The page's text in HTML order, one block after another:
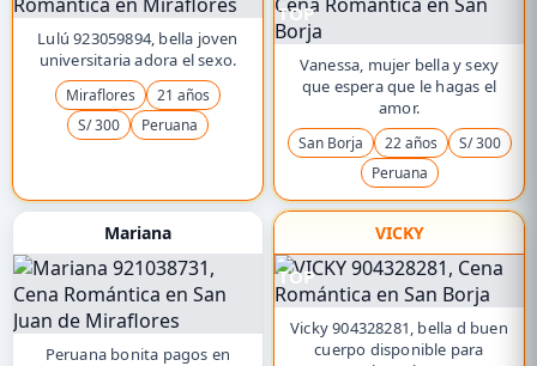
Lulú 923059894, bella joven
universitaria adora el sexo.
Miraflores
21 años
S/ 300
Peruana
TOP
Vanessa, mujer bella y sexy
que espera que le hagas el
amor.
San Borja 22 años
S/ 300
Peruana
Mariana
Peruana bonita pagos en
VICKY
TOP
Vicky 904328281, bella d buen
cuerpo disponible para